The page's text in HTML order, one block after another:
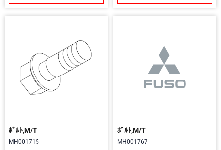
ﾎﾞﾙﾄ,M/T
MH001715
ﾎﾞﾙﾄ,M/T
MH001767